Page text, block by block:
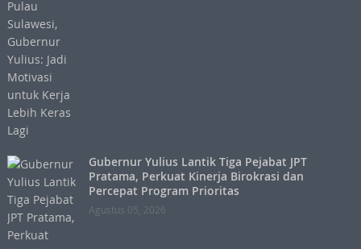
Gubernur Yulius Lantik Tiga Pejabat JPT
Pratama, Perkuat Kinerja Birokrasi dan
Percepat Program Prioritas
Agustus 05, 2026